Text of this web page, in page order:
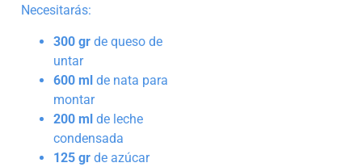
Necesitarás:
300 gr de queso de
untar
600 ml de nata para
montar
200 ml de leche
condensada
125 gr de azúcar